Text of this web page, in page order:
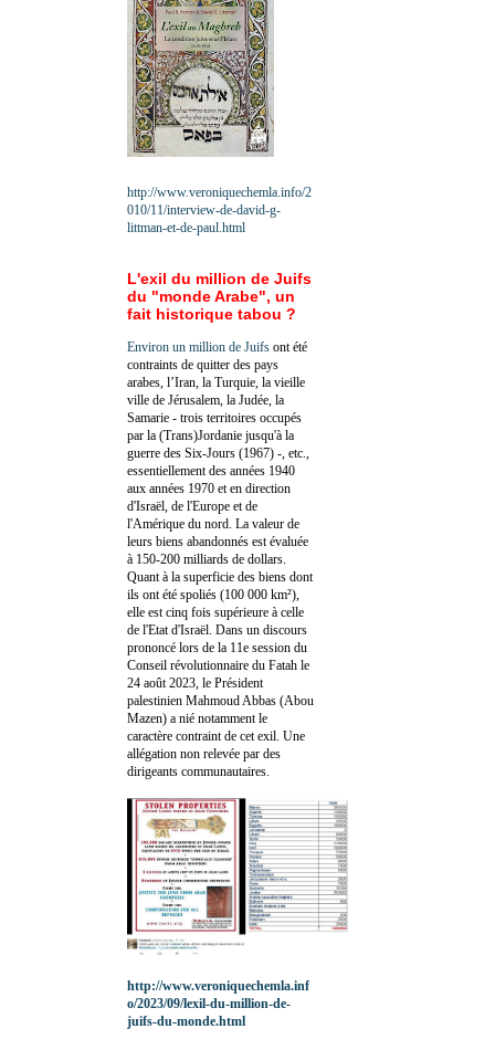
http://www.veroniquechemla.info/2
010/11/interview-de-david-g-
littman-et-de-paul.html
L'exil du million de Juifs
du "monde Arabe", un
fait historique tabou ?
Environ un million de Juifs ont été
contraints de quitter des pays
arabes, l’Iran, la Turquie, la vieille
ville de Jérusalem, la Judée, la
Samarie - trois territoires occupés
par la (Trans)Jordanie jusqu'à la
guerre des Six-Jours (1967) -, etc.,
essentiellement des années 1940
aux années 1970 et en direction
d'Israël, de l'Europe et de
l'Amérique du nord. La valeur de
leurs biens abandonnés est évaluée
à 150-200 milliards de dollars.
Quant à la superficie des biens dont
ils ont été spoliés (100 000 km²),
elle est cinq fois supérieure à celle
de l'Etat d'Israël. Dans un discours
prononcé lors de la 11e session du
Conseil révolutionnaire du Fatah le
24 août 2023, le Président
palestinien Mahmoud Abbas (Abou
Mazen) a nié notamment le
caractère contraint de cet exil. Une
allégation non relevée par des
dirigeants communautaires.
http://www.veroniquechemla.inf
o/2023/09/lexil-du-million-de-
juifs-du-monde.html